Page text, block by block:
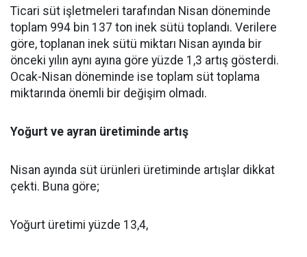
Ticari süt işletmeleri tarafından Nisan döneminde
toplam 994 bin 137 ton inek sütü toplandı. Verilere
göre, toplanan inek sütü miktarı Nisan ayında bir
önceki yılın aynı ayına göre yüzde 1,3 artış gösterdi.
Ocak-Nisan döneminde ise toplam süt toplama
miktarında önemli bir değişim olmadı.
Yoğurt ve ayran üretiminde artış
Nisan ayında süt ürünleri üretiminde artışlar dikkat
çekti. Buna göre;
Yoğurt üretimi yüzde 13,4,